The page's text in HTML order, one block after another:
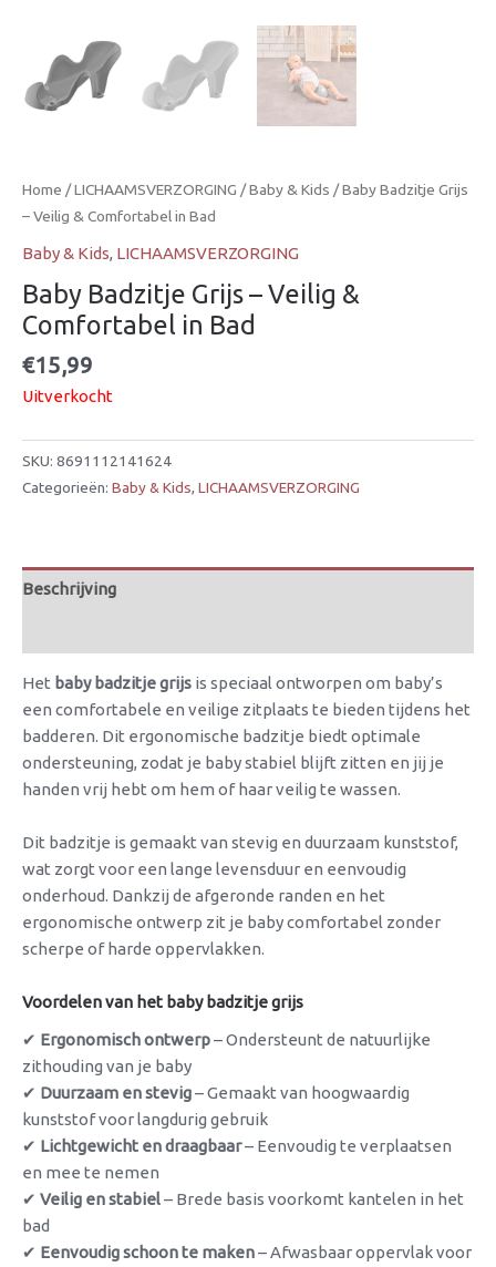
Home /LICHAAMSVERZORGING /Baby & Kids / Baby Badzitje Grijs
– Veilig & Comfortabel in Bad
Baby & Kids, LICHAAMSVERZORGING
Baby Badzitje Grijs – Veilig &
Comfortabel in Bad
€15,99
Uitverkocht
SKU: 8691112141624
Categorieën: Baby & Kids, LICHAAMSVERZORGING
Beschrijving
Het baby badzitje grijs is speciaal ontworpen om baby’s
een comfortabele en veilige zitplaats te bieden tijdens het
badderen. Dit ergonomische badzitje biedt optimale
ondersteuning, zodat je baby stabiel blijft zitten en jij je
handen vrij hebt om hem of haar veilig te wassen.
Dit badzitje is gemaakt van stevig en duurzaam kunststof,
wat zorgt voor een lange levensduur en eenvoudig
onderhoud. Dankzij de afgeronde randen en het
ergonomische ontwerp zit je baby comfortabel zonder
scherpe of harde oppervlakken.
Voordelen van het baby badzitje grijs
✔ Ergonomisch ontwerp– Ondersteunt de natuurlijke
zithouding van je baby
✔ Duurzaam en stevig– Gemaakt van hoogwaardig
kunststof voor langdurig gebruik
✔ Lichtgewicht en draagbaar– Eenvoudig te verplaatsen
en mee te nemen
✔ Veilig en stabiel– Brede basis voorkomt kantelen in het
bad
✔ Eenvoudig schoon te maken– Afwasbaar oppervlak voor